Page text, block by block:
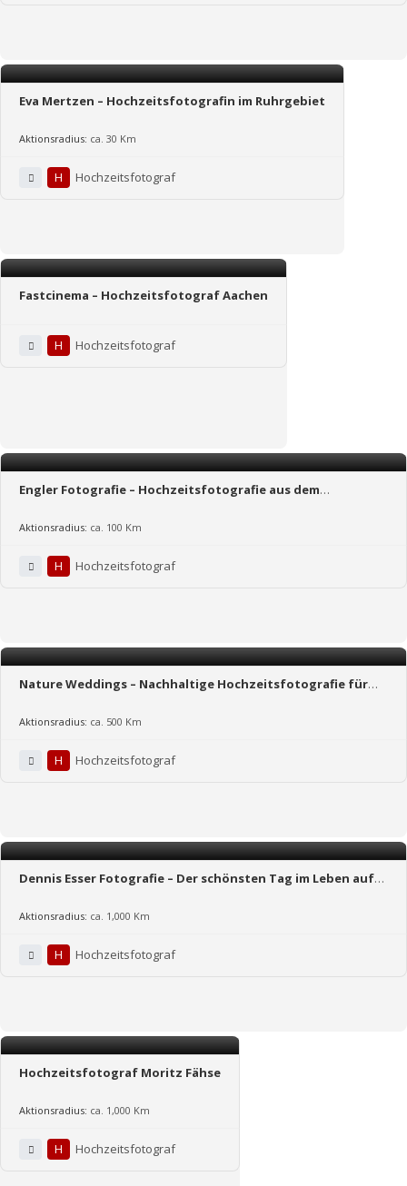
Eva Mertzen – Hochzeitsfotografin im Ruhrgebiet
Aktionsradius: ca. 30 Km
H Hochzeitsfotograf
Fastcinema – Hochzeitsfotograf Aachen
H Hochzeitsfotograf
Engler Fotografie – Hochzeitsfotografie aus dem
Aktionsradius: ca. 100 Km
H Hochzeitsfotograf
Nature Weddings – Nachhaltige Hochzeits­fotografie für
Aktionsradius: ca. 500 Km
H Hochzeitsfotograf
Dennis Esser Fotografie – Der schönsten Tag im Leben auf
Aktionsradius: ca. 1,000 Km
H Hochzeitsfotograf
Hochzeitsfotograf Moritz Fähse
Aktionsradius: ca. 1,000 Km
H Hochzeitsfotograf